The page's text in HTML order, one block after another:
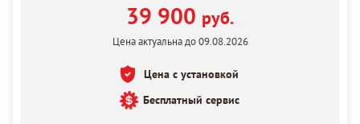
Полотно белое матовое MSD Premium
39 900 руб.
Цена актуальна до 09.08.2026
Цена с установкой
Бесплатный сервис